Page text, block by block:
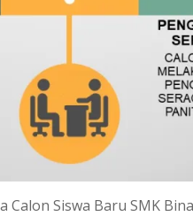
Siswa Baru SMK